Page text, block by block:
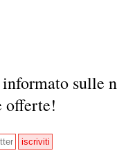
sulle
offerte!